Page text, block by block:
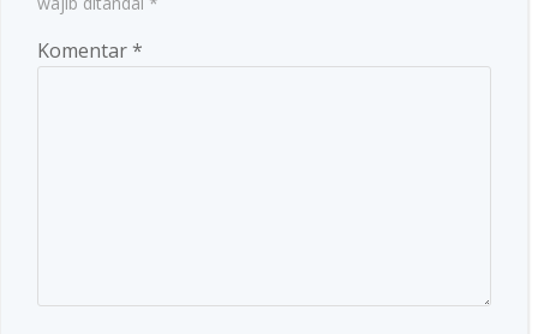
Komentar*